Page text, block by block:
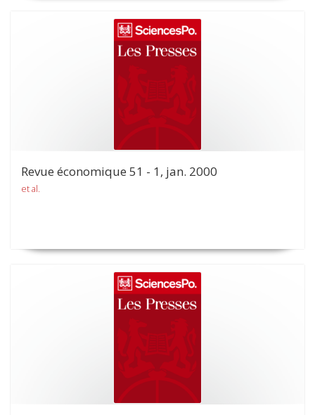
Revue économique 51 - 1, jan. 2000
et al.